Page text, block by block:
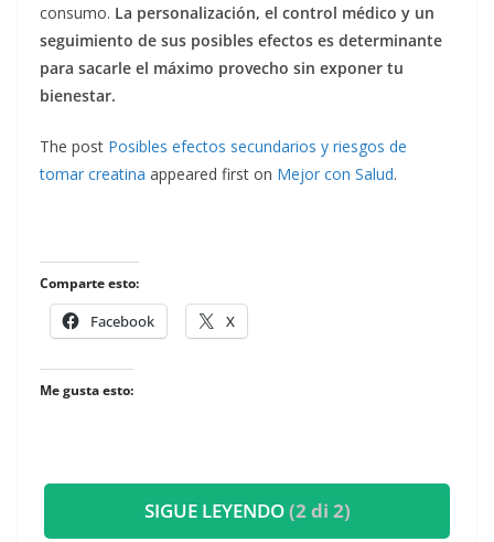
consumo. La personalización, el control médico y un
seguimiento de sus posibles efectos es determinante
para sacarle el máximo provecho sin exponer tu
bienestar.
The post Posibles efectos secundarios y riesgos de
tomar creatina appeared first on Mejor con Salud.
Comparte esto:
Facebook X
Me gusta esto:
SIGUE LEYENDO(2 di 2)